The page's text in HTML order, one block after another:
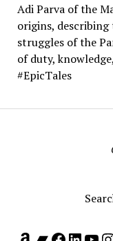
Adi Parva of the
origins,
struggles of the
of duty,
#EpicTales